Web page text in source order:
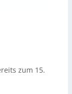
zum 15.